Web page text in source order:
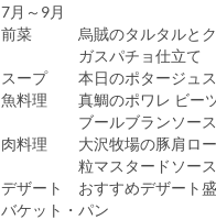
7月～9月
前菜 烏賊のタルタルとク
ガスパチョ仕立て
スープ 本日のポタージュ
魚料理 真鯛のポワレ ビーツ
ブールブランソース
肉料理 大沢牧場の豚肩ロー
粒マスタードソース
デザート おすすめデザート
バケット・パン